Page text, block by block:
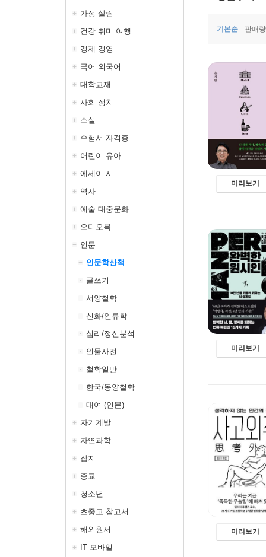
가정 살림
건강 취미 여행
경제 경영
국어 외국어
대학교재
사회 정치
소설
수험서 자격증
어린이 유아
에세이 시
역사
예술 대중문화
오디오북
인문
인문학산책
글쓰기
서양철학
신화/인류학
심리/정신분석
인물사전
철학일반
한국/동양철학
대여 (인문)
자기계발
자연과학
잡지
종교
청소년
초중고 참고서
해외원서
IT 모바일
기본순 판매
미리보기
미리보기
미리보기